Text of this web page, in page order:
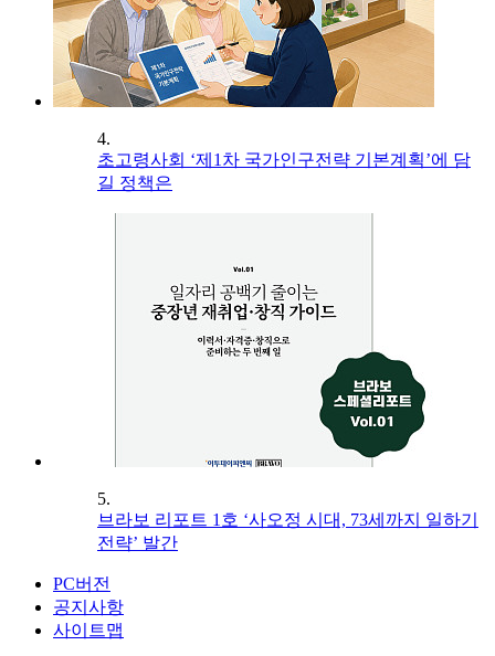
4.
초고령사회 ‘제1차 국가인구전략 기본계획’에 담
길 정책은
5.
브라보 리포트 1호 ‘사오정 시대, 73세까지 일하기
전략’ 발간
PC버전
공지사항
사이트맵